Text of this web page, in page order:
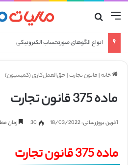
منو
انواع الگوهای صورتحساب الکترونیکی
خانه|قانون تجارت|حق‌العمل‌کاری (‌کمیسیون)
ماده 375 قانون تجارت
آخرین بروزرسانی: 18/03/2022 30 زمان
ماده 375 قانون تجارت